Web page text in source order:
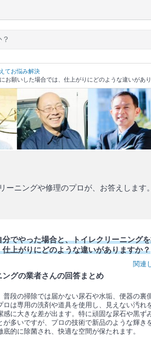
てお悩み解決
お願いした場合では、仕上がりにどのような違いがあ
ーニングや修理のプロが、お答えしま
でやった場合と、トイレクリーニング
上がりにどのような違いがありますか？
関連
ングの業者さんの回答まとめ
普段の掃除では届かない尿石や水垢、便器の裏
ロは専用の洗剤や道具を使用し、見えない汚れ
感に大きな差が出ます。特に頑固な尿石や黒ず
が多いですが、プロの技術で新品のような輝き
的に除菌され、快適な空間が保たれます。